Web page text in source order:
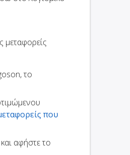
μεταφορείς
το
που
και αφήστε το